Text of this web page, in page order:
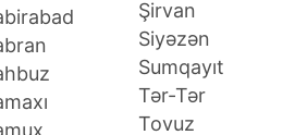
Şirvan
Siyəzən
Sumqayıt
Tər-Tər
Tovuz